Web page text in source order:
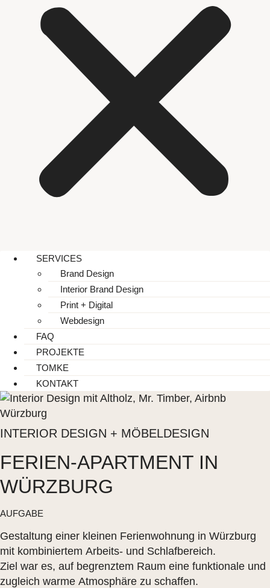
SERVICES
Brand Design
Interior Brand Design
Print + Digital
Webdesign
FAQ
PROJEKTE
TOMKE
KONTAKT
INTERIOR DESIGN + MÖBELDESIGN
FERIEN-APARTMENT IN
WÜRZBURG
AUFGABE
Gestaltung einer kleinen Ferienwohnung in Würzburg
mit kombiniertem Arbeits- und Schlafbereich.
Ziel war es, auf begrenztem Raum eine funktionale und
zugleich warme Atmosphäre zu schaffen.